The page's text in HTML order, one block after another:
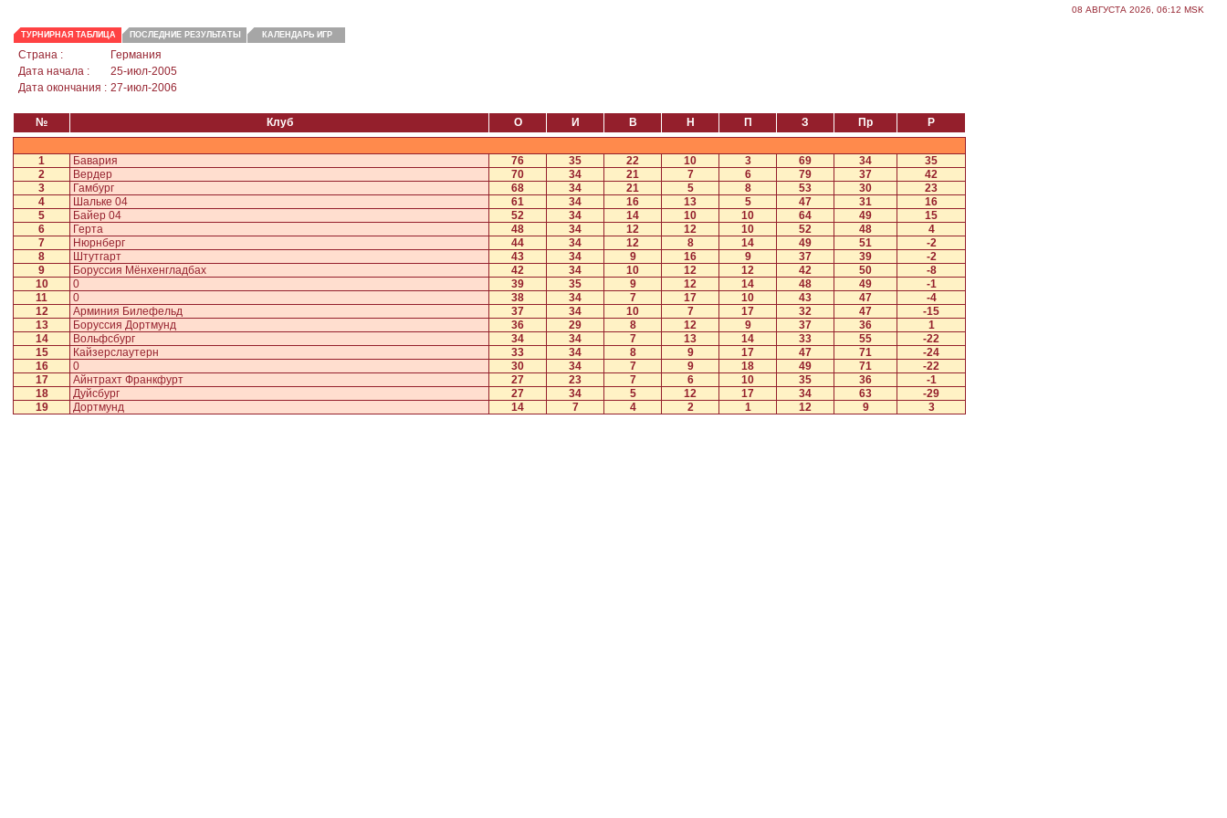
08 АВГУСТА 2026, 06:12 MSK
ТУРНИРНАЯ ТАБЛИЦА ПОСЛЕДНИЕ РЕЗУЛЬТАТЫ КАЛЕНДАРЬ ИГР
Страна :
Германия
Дата начала :
25-июл-2005
Дата окончания : 27-июл-2006
№ Клуб О И В Н П З Пр Р
1 Бавария 76 35 22 10 3 69 34
35
2
Вердер 70 34 21 7 6 79 37
42
3
Гамбург 68 34 21 5 8 53 30
23
4
Шальке 04 61 34 16 13 5 47 31
16
5
Байер 04 52 34 14 10 10 64 49
15
6
Герта 48 34 12 12 10 52 48
4
7
Нюрнберг 44 34 12 8 14 49 51
-2
8
Штутгарт 43 34 9 16 9 37 39
-2
9
Боруссия Мёнхенгладбах 42 34 10 12 12 42 50
-8
10
0 39 35 9 12 14 48 49
-1
11
0 38 34 7 17 10 43 47
-4
12
Арминия Билефельд 37 34 10 7 17 32 47
-15
13
Боруссия Дортмунд 36 29 8 12 9 37 36
1
14
Вольфсбург 34 34 7 13 14 33 55
-22
15
Кайзерслаутерн 33 34 8 9 17 47 71
-24
16
0 30 34 7 9 18 49 71
-22
17
Айнтрахт Франкфурт 27 23 7 6 10 35 36
-1
18
Дуйсбург 27 34 5 12 17 34 63
-29
19
Дортмунд 14 7 4 2 1 12 9 3